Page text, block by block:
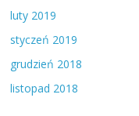
luty 2019
styczeń 2019
grudzień 2018
listopad 2018